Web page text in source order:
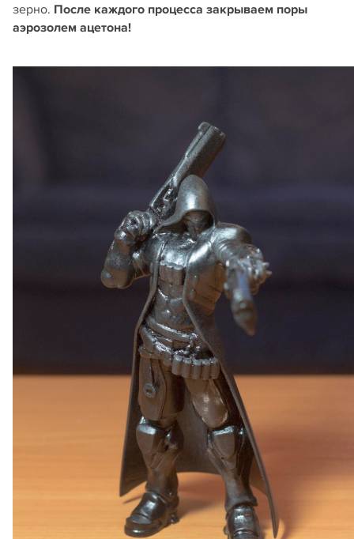
зерно. После каждого процесса закрываем поры
аэрозолем ацетона!